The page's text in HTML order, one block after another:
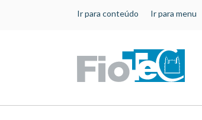
Ir para conteúdo Ir para menu